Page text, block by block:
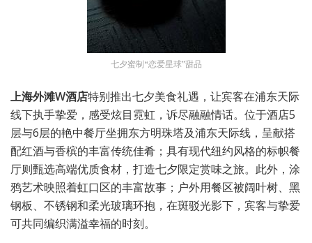
七夕蜜制“恋爱星球”甜品
上海外滩W酒店特别推出七夕美食礼遇，让宾客在浦东天际
线下执手挚爱，感受炫目霓虹，诉尽融融情话。位于酒店5
层与6层的艳中餐厅坐拥东方明珠塔及浦东天际线，呈献搭
配红酒与香槟的丰富传统佳肴；具有现代纽约风格的标帜餐
厅则甄选高端优质食材，打造七夕限定赏味之旅。此外，涂
鸦艺术映照着虹口区的丰富故事；户外用餐区被阔叶树、黑
钢板、不锈钢和柔光玻璃环抱，在斑驳光影下，宾客与挚爱
可共同编织满溢幸福的时刻。